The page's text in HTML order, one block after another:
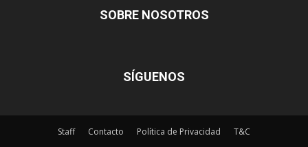
SOBRE NOSOTROS
SÍGUENOS
Staff Contacto Política de Privacidad T&C